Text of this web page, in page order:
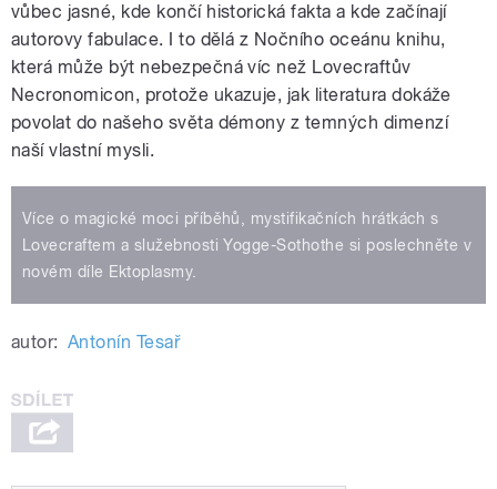
vůbec jasné, kde končí historická fakta a kde začínají
autorovy fabulace. I to dělá z Nočního oceánu knihu,
která může být nebezpečná víc než Lovecraftův
Necronomicon, protože ukazuje, jak literatura dokáže
povolat do našeho světa démony z temných dimenzí
naší vlastní mysli.
Více o magické moci příběhů, mystifikačních hrátkách s
Lovecraftem a služebnosti Yogge-Sothothe si poslechněte v
novém díle Ektoplasmy.
autor: Antonín Tesař